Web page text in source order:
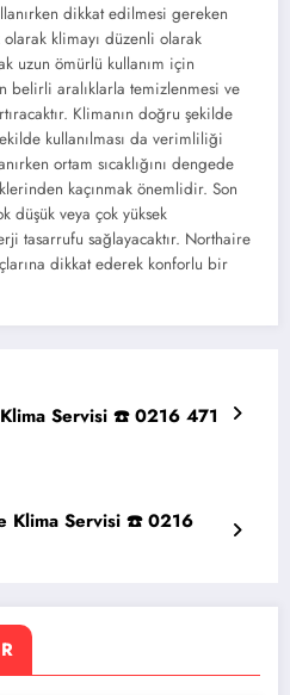
dikkat edilmesi gereken
klimayı düzenli olarak
uzun ömürlü kullanım için
belirli aralıklarla temizlenmesi ve
Klimanın doğru şekilde
kullanılması da verimliliği
ortam sıcaklığını dengede
kaçınmak önemlidir. Son
düşük veya çok yüksek
tasarrufu sağlayacaktır. Northaire
dikkat ederek konforlu bir
Servisi ☎️ 0216 471
Klima Servisi ☎️ 0216